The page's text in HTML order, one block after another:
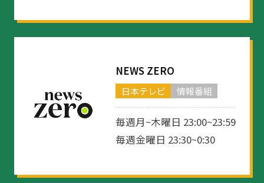
NEWS ZERO
日本テレビ 情報番組
毎週月~木曜日 23:00~23:59
毎週金曜日 23:30~0:30